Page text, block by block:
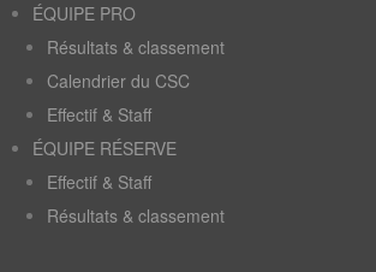
ÉQUIPE PRO
Résultats & classement
Calendrier du CSC
Effectif & Staff
ÉQUIPE RÉSERVE
Effectif & Staff
Résultats & classement